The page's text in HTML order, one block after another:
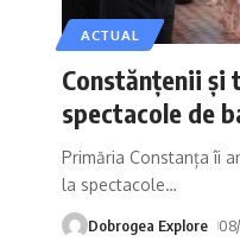
ACTUAL
Constănţenii
spectacole de
Primăria Constanța îi
la spectacole…
Dobrogea Explore